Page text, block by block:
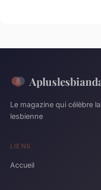
Le magazine qui célèbre
lesbienne
LIENS
Accueil